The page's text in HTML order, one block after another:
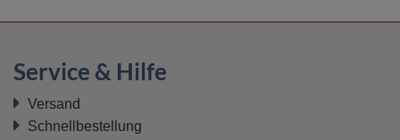
Service & Hilfe
Versand
Schnellbestellung